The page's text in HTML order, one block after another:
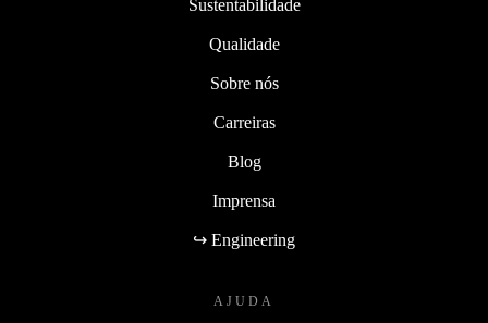
Sustentabilidade
Qualidade
Sobre nós
Carreiras
Blog
Imprensa
↪ Engineering
AJUDA